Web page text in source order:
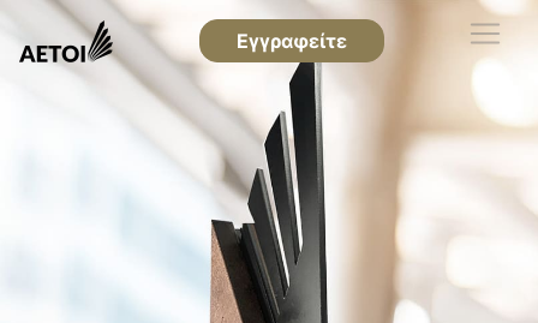
Εγγραφείτε